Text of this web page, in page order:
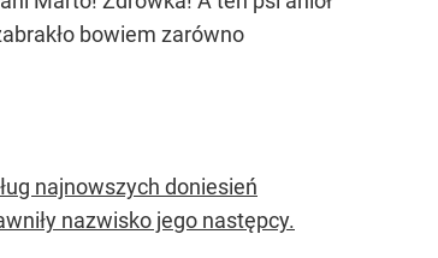
bowiem zarówno
najnowszych doniesień
nazwisko jego następcy.